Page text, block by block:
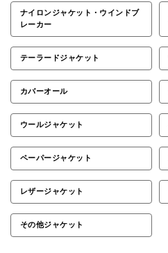
ナイロンジャケット・ウインドブ
レーカー
テーラードジャケット
カバーオール
ウールジャケット
ペーパージャケット
レザージャケット
その他ジャケット